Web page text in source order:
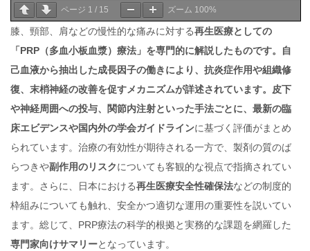
ページ 1 / 15 ズーム 100%
膝、頸部、肩などの慢性的な痛みに対する再生医療としての
「PRP（多血小板血漿）療法」 を専門的に解説したものです。自
己血液から抽出した成長因子の働きにより、抗炎症作用や組織修
復、末梢神経の改善を促すメカニズムが詳述されています。皮下
や神経周囲への投与、関節内注射といった手法ごとに、最新の臨
床エビデンスや国内外の学会ガイドラインに基づく評価がまとめ
られています。治療の有効性が期待される一方で、製剤の質のば
らつきや副作用のリスクについても客観的な視点で指摘されてい
ます。さらに、日本における再生医療安全性確保法などの制度的
枠組みについても触れ、安全かつ適切な運用の重要性を説いてい
ます。総じて、PRP療法の科学的根拠と実務的な課題を網羅した
専門家向けサマリーとなっています。